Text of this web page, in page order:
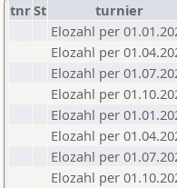
tnrSt turnier
Elozahl per
Elozahl per
Elozahl per
Elozahl per
Elozahl per
Elozahl per
Elozahl per
Elozahl per